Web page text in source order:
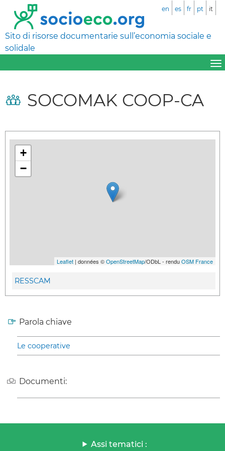
Sito di risorse documentarie sull’economia sociale e
solidale
en es fr pt it
SOCOMAK COOP-CA
+
−
Leaflet | données ©OpenStreetMap/ODbL - renduOSM France
RESSCAM
Parola chiave
Le cooperative
Documenti:
Assi tematici :